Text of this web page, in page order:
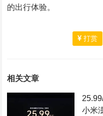
的出行体验。
打赏
相关文章
小米